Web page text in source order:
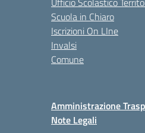
Scuola in Chiaro
Iscrizioni On LIne
Invalsi
Comune
Amministrazione
Note Legali